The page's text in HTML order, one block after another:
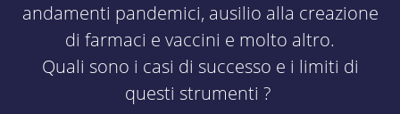
andamenti pandemici, ausilio alla creazione
di farmaci e vaccini e molto altro.
Quali sono i casi di successo e i limiti di
questi strumenti ?